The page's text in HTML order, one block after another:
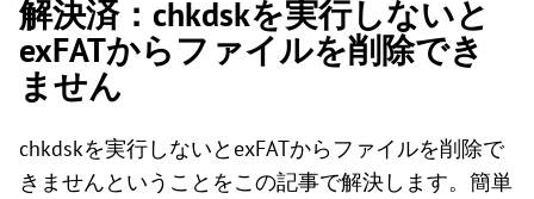
解決済：chkdskを実行しないと
exFATからファイルを削除でき
ません
chkdskを実行しないとexFATからファイルを削除で
きませんということをこの記事で解決します。簡単